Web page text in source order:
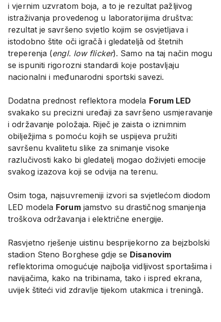
i vjernim uzvratom boja, a to je rezultat pažljivog
istraživanja provedenog u laboratorijima društva:
rezultat je savršeno svjetlo kojim se osvjetljava i
istodobno štite oči igračā i gledateljā od štetnih
treperenja (engl. low flicker). Samo na taj način mogu
se ispuniti rigorozni standardi koje postavljaju
nacionalni i međunarodni sportski savezi.
Dodatna prednost reflektora modela Forum LED
svakako su precizni uređaji za savršeno usmjeravanje
i održavanje položaja. Riječ je zaista o iznimnim
obilježjima s pomoću kojih se uspijeva pružiti
savršenu kvalitetu slike za snimanje visoke
razlučivosti kako bi gledatelj mogao doživjeti emocije
svakog izazova koji se odvija na terenu.
Osim toga, najsuvremeniji izvori sa svjetlećom diodom
LED modela Forumjamstvo su drastičnog smanjenja
troškova održavanja i električne energije.
Rasvjetno rješenje uistinu besprijekorno za bejzbolski
stadion Steno Borghese gdje se Disanovim
reflektorima omogućuje najbolja vidljivost sportašima i
navijačima, kako na tribinama, tako i ispred ekrana,
uvijek štiteći vid zdravlje tijekom utakmica i treningā.